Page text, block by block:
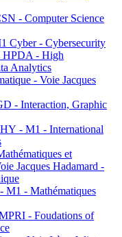
- Computer Science
Cyber - Cybersecurity
- High
Analytics
- Voie Jacques
- Interaction, Graphic
- M1 - International
et
Jacques Hadamard -
- Mathématiques
- Foudations of